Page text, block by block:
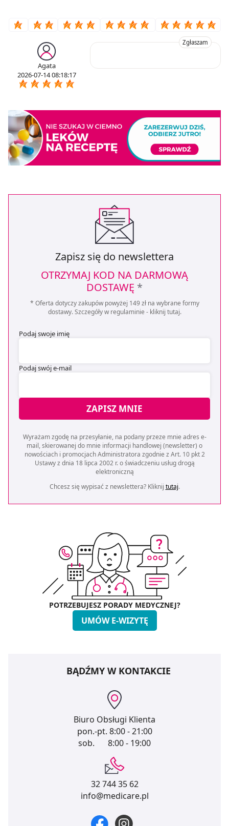
Agata
2026-07-14 08:18:17
Zgłaszam
Zapisz się do newslettera
OTRZYMAJ KOD NA DARMOWĄ
DOSTAWĘ *
* Oferta dotyczy zakupów powyżej 149 zł na wybrane formy
dostawy. Szczegóły w regulaminie - kliknij tutaj.
Podaj swoje imię
Podaj swój e-mail
ZAPISZ MNIE
Wyrażam zgodę na przesyłanie, na podany przeze mnie adres e-
mail, skierowanej do mnie informacji handlowej (newsletter) o
nowościach i promocjach Administratora zgodnie z Art. 10 pkt 2
Ustawy z dnia 18 lipca 2002 r. o świadczeniu usług drogą
elektroniczną
Chcesz się wypisać z newslettera? Kliknij tutaj.
POTRZEBUJESZ PORADY MEDYCZNEJ?
UMÓW E-WIZYTĘ
BĄDŹMY W KONTAKCIE
Biuro Obsługi Klienta
pon.-pt. 8:00 - 21:00
sob.
8:00 - 19:00
32 744 35 62
info@medicare.pl